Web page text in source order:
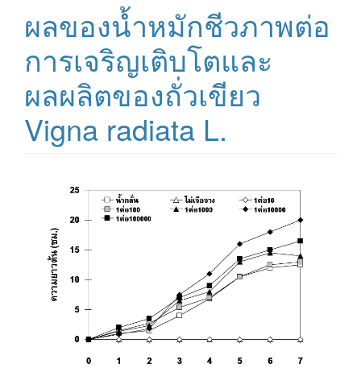
ผลของน้ำหมักชีวภาพต่อ
การเจริญเติบโตและ
ผลผลิตของถั่วเขียว
Vigna radiata L.
Article
Sidebar